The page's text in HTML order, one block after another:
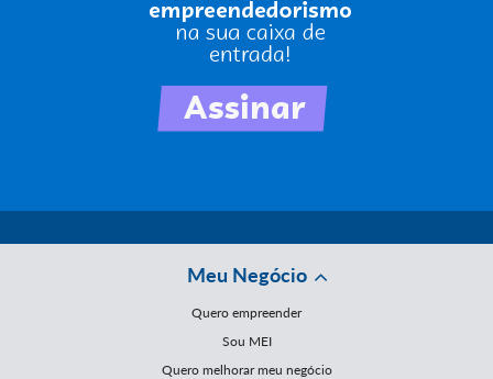
Meu Negócio
Quero empreender
Sou MEI
Quero melhorar meu negócio